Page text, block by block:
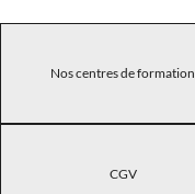
Nos centres de formation
CGV